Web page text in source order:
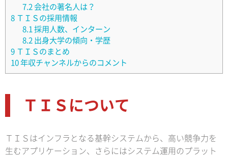
7.2 会社の著名人は？
8 ＴＩＳの採用情報
8.1 採用人数、インターン
8.2 出身大学の傾向・学歴
9 ＴＩＳのまとめ
10 年収チャンネルからのコメント
ＴＩＳについて
ＴＩＳはインフラとなる基幹システムから、高い競争力を
生むアプリケーション、さらにはシステム運用のプラット